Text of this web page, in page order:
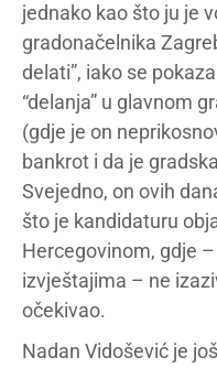
jednako kao što ju je
gradonačelnika
delati”, iako se
“delanja” u glavnom
(gdje je on
bankrot i da je
Svejedno, on ovih
što je kandidaturu
Hercegovinom, gdje
izvještajima – ne
očekivao.
Nadan Vidošević je